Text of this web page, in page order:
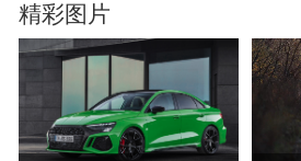
精彩图片